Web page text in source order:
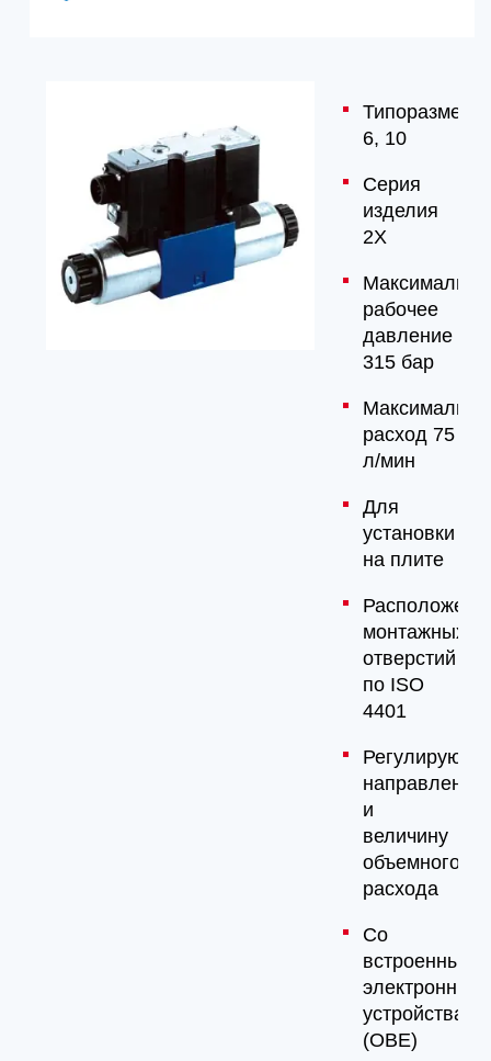
Типоразмер
6, 10
Серия
изделия
2X
рабочее
давление
315 бар
расход 75
л/мин
Для
установки
на плите
монтажных
отверстий
по ISO
4401
Регулируют
направление
и
величину
объемного
расхода
Со
встроенными
устройствами
(OBE)